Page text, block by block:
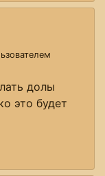
долы
это будет